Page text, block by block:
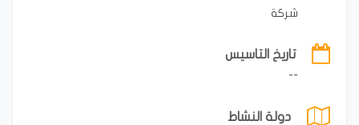
شركة
تاريخ التاسيس
--
دولة النشاط